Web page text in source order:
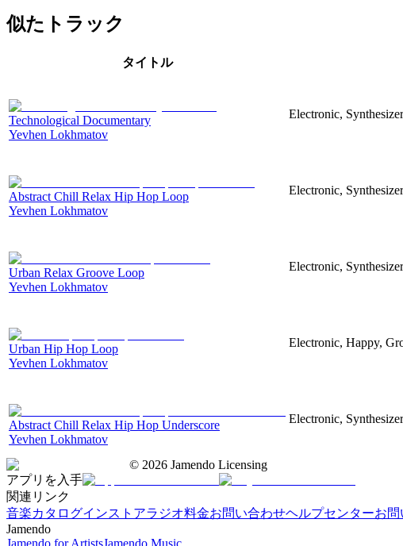
似たトラック
タイトル
Technological Documentary
Yevhen Lokhmatov
Electronic,
Abstract Chill Relax Hip Hop Loop
Yevhen Lokhmatov
Electronic,
Urban Relax Groove Loop
Yevhen Lokhmatov
Electronic,
Urban Hip Hop Loop
Yevhen Lokhmatov
Electronic, Happy,
Abstract Chill Relax Hip Hop Underscore
Yevhen Lokhmatov
Electronic,
© 2026 Jamendo Licensing
アプリを入手
関連リンク
音楽カタログインストアラジオ料金お問い合わせヘルプセンターお問
Jamendo
Jamendo for ArtistsJamendo Music